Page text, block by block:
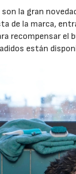
la gran
de la marca,
recompensar
están